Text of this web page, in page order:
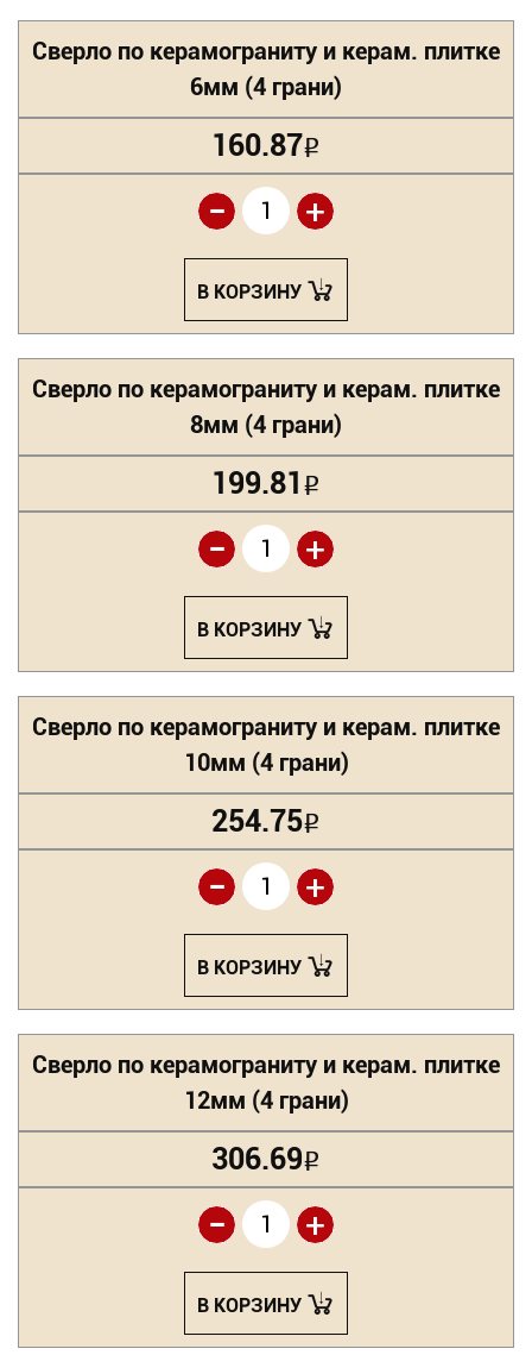
Сверло по керамограниту и керам. плитке
6мм (4 грани)
160.87Р
+
-
В КОРЗИНУ
Сверло по керамограниту и керам. плитке
8мм (4 грани)
199.81 Р
+
-
В КОРЗИНУ
Сверло по керамограниту и керам. плитке
10мм (4 грани)
254.75Р
+
-
В КОРЗИНУ
Сверло по керамограниту и керам. плитке
12мм (4 грани)
306.69Р
+
-
В КОРЗИНУ